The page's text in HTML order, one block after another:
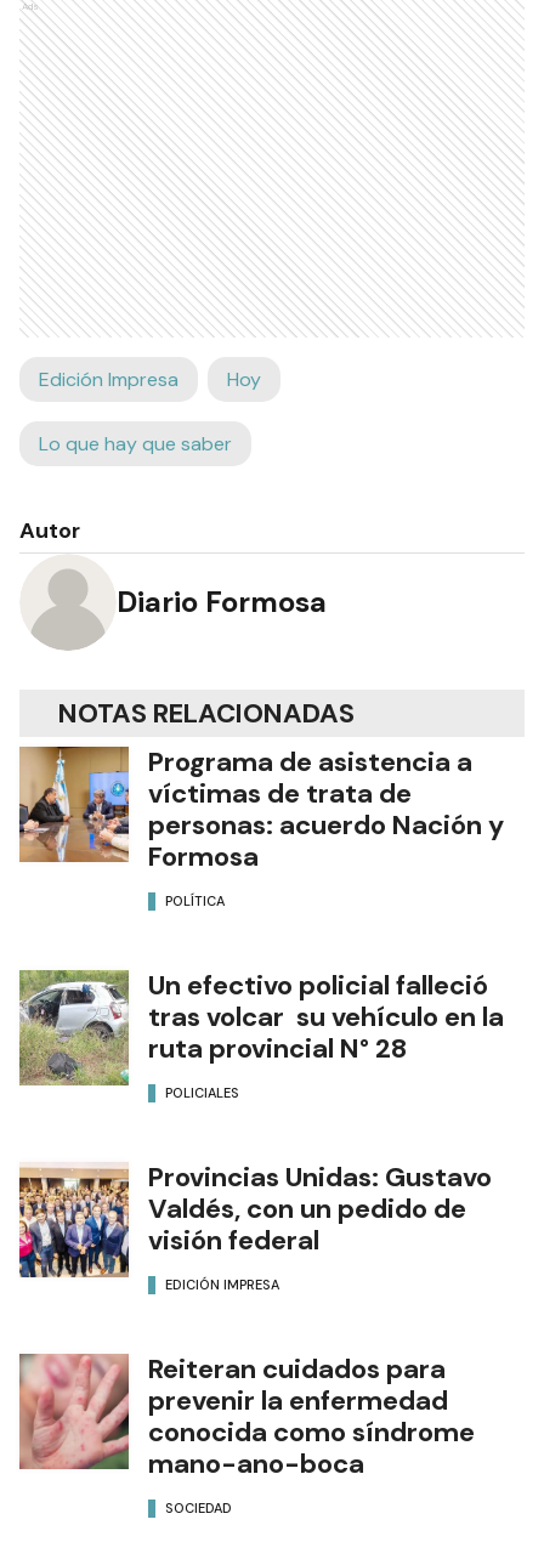
Ads
Edición Impresa Hoy
Lo que hay que saber
Autor
Diario Formosa
NOTAS RELACIONADAS
Programa de asistencia a
víctimas de trata de
personas: acuerdo Nación y
Formosa
POLÍTICA
Un efectivo policial falleció
tras volcar su vehículo en la
ruta provincial N° 28
POLICIALES
Provincias Unidas: Gustavo
Valdés, con un pedido de
visión federal
EDICIÓN IMPRESA
Reiteran cuidados para
prevenir la enfermedad
conocida como síndrome
mano-ano-boca
SOCIEDAD